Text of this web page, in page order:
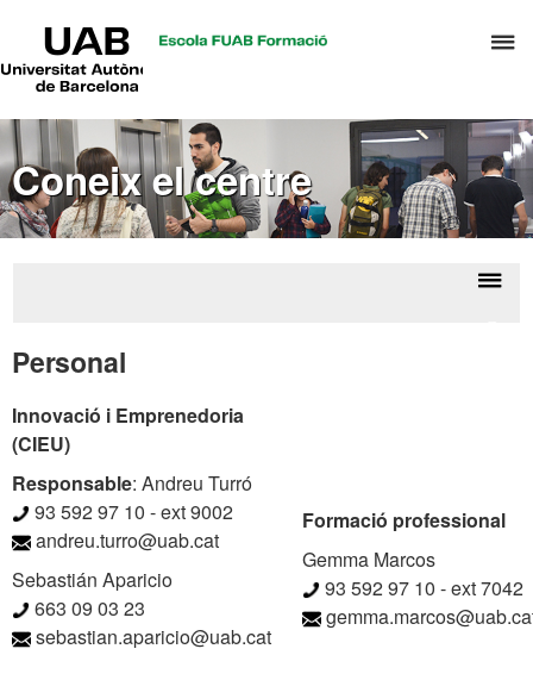
el
Universitat
Barcelona
Coneix el centre
Personal
Innovació i Emprenedoria
(CIEU)
Responsable: Andreu Turró
93 592 97 10 - ext 9002
andreu.turro@uab.cat
Sebastián Aparicio
663 09 03 23
sebastian.aparicio@uab.cat
Formació professional
Gemma Marcos
93 592 97 10 - ext 7042